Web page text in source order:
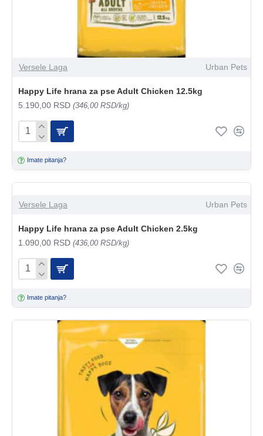
Versele Laga Urban Pets
Happy Life hrana za pse Adult Chicken 12.5kg
5.190,00 RSD (346,00 RSD/kg)
Imate pitanja?
Versele Laga Urban Pets
Happy Life hrana za pse Adult Chicken 2.5kg
1.090,00 RSD (436,00 RSD/kg)
Imate pitanja?